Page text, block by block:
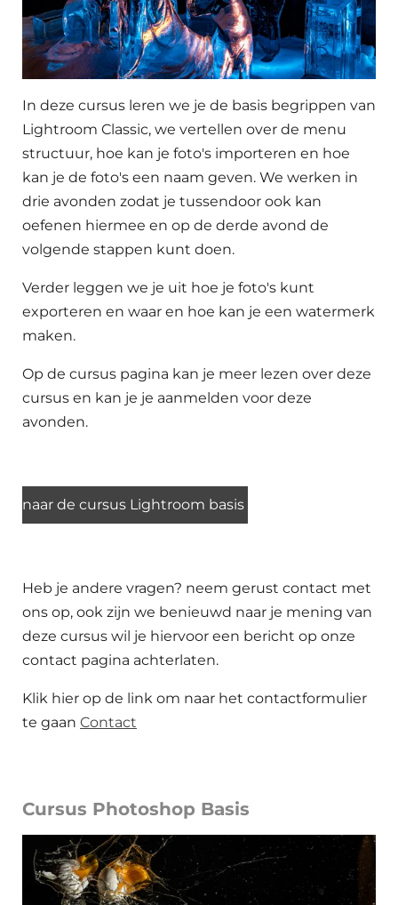
In deze cursus leren we je de basis begrippen van
Lightroom Classic, we vertellen over de menu
structuur, hoe kan je foto's importeren en hoe
kan je de foto's een naam geven. We werken in
drie avonden zodat je tussendoor ook kan
oefenen hiermee en op de derde avond de
volgende stappen kunt doen.
Verder leggen we je uit hoe je foto's kunt
exporteren en waar en hoe kan je een watermerk
maken.
Op de cursus pagina kan je meer lezen over deze
cursus en kan je je aanmelden voor deze
avonden.
naar de cursus Lightroom basis
Heb je andere vragen? neem gerust contact met
ons op, ook zijn we benieuwd naar je mening van
deze cursus wil je hiervoor een bericht op onze
contact pagina achterlaten.
Klik hier op de link om naar het contactformulier
te gaan Contact
Cursus Photoshop Basis